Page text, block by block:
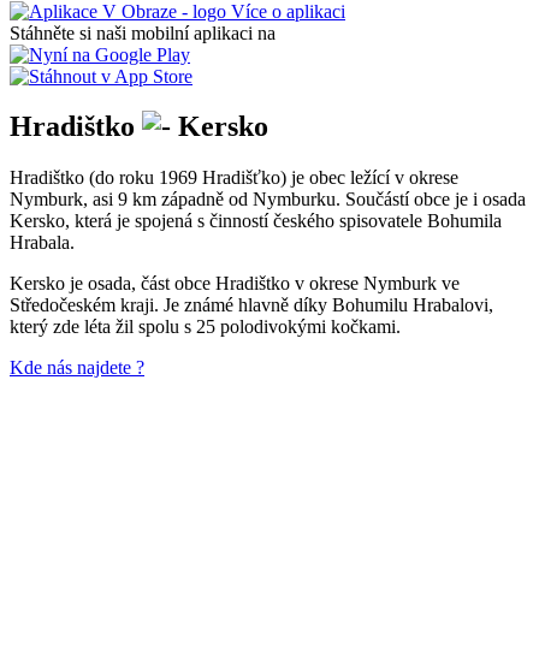
Více o aplikaci
Stáhněte si naši mobilní aplikaci na
Hradištko Kersko
Hradištko (do roku 1969 Hradišťko) je obec ležící v okrese
Nymburk, asi 9 km západně od Nymburku. Součástí obce je i osada
Kersko, která je spojená s činností českého spisovatele Bohumila
Hrabala.
Kersko je osada, část obce Hradištko v okrese Nymburk ve
Středočeském kraji. Je známé hlavně díky Bohumilu Hrabalovi,
který zde léta žil spolu s 25 polodivokými kočkami.
Kde nás najdete ?